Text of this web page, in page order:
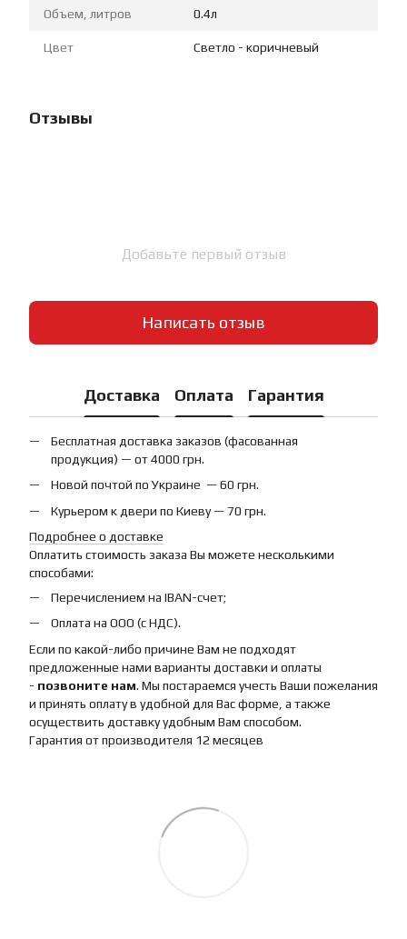
Объем, литров 0.4л
Цвет Светло - коричневый
Отзывы
Добавьте первый отзыв
Написать отзыв
Доставка Оплата Гарантия
Бесплатная доставка заказов (фасованная
продукция) — от 4000 грн.
Новой почтой по Украине — 60 грн.
Курьером к двери по Киеву — 70 грн.
Подробнее о доставке
Оплатить стоимость заказа Вы можете несколькими
способами:
Перечислением на IBAN-счет;
Оплата на ООО (с НДС).
Если по какой-либо причине Вам не подходят
предложенные нами варианты доставки и оплаты
- позвоните нам. Мы постараемся учесть Ваши пожелания
и принять оплату в удобной для Вас форме, а также
осуществить доставку удобным Вам способом.
Гарантия от производителя 12 месяцев